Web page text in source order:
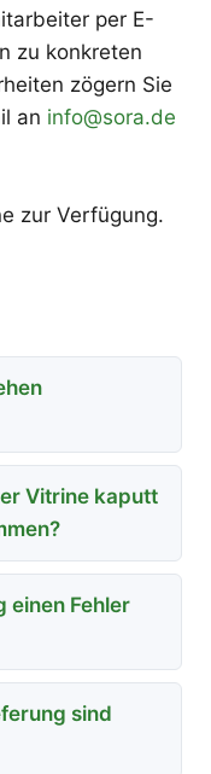
per E-
zu konkreten
zögern Sie
an info@sora.de
zur Verfügung.
Vitrine kaputt
einen Fehler
sind